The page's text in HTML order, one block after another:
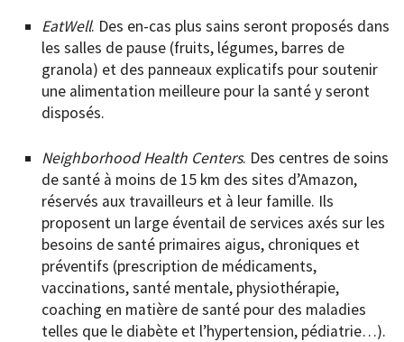
EatWell. Des en-cas plus sains seront proposés dans
les salles de pause (fruits, légumes, barres de
granola) et des panneaux explicatifs pour soutenir
une alimentation meilleure pour la santé y seront
disposés.
Neighborhood Health Centers. Des centres de soins
de santé à moins de 15 km des sites d’Amazon,
réservés aux travailleurs et à leur famille. Ils
proposent un large éventail de services axés sur les
besoins de santé primaires aigus, chroniques et
préventifs (prescription de médicaments,
vaccinations, santé mentale, physiothérapie,
coaching en matière de santé pour des maladies
telles que le diabète et l’hypertension, pédiatrie…).